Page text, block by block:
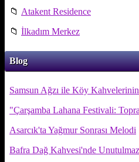
📁 Atakent Residence
📁 İlkadım Merkez
Blog
Samsun Ağzı ile Köy
"Çarşamba Lahana Festivali:
Asarcık'ta Yağmur Sonrası Melodi
Bafra Dağ Kahvesi'nde